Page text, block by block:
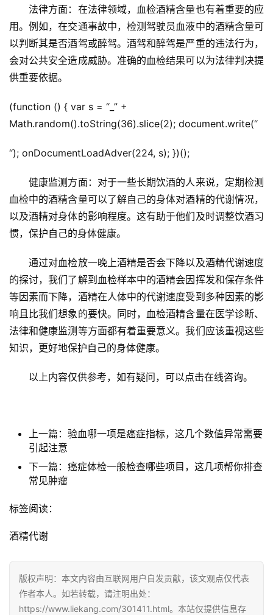
法律方面：在法律领域，血检酒精含量也有着重要的应
用。例如，在交通事故中，检测驾驶员血液中的酒精含量可
以判断其是否酒驾或醉驾。酒驾和醉驾是严重的违法行为，
会对公共安全造成威胁。准确的血检结果可以为法律判决提
供重要依据。
(function () { var s = “_” +
Math.random().toString(36).slice(2); document.write(“
“); onDocumentLoadAdver(224, s); })();
健康监测方面：对于一些长期饮酒的人来说，定期检测
血检中的酒精含量可以了解自己的身体对酒精的代谢情况，
以及酒精对身体的影响程度。这有助于他们及时调整饮酒习
惯，保护自己的身体健康。
通过对血检放一晚上酒精是否会下降以及酒精代谢速度
的探讨，我们了解到血检样本中的酒精会因挥发和保存条件
等因素而下降，酒精在人体中的代谢速度受到多种因素的影
响且比我们想象的要快。同时，血检酒精含量在医学诊断、
法律和健康监测等方面都有着重要意义。我们应该重视这些
知识，更好地保护自己的身体健康。
以上内容仅供参考，如有疑问，可以点击在线咨询。
上一篇：验血哪一项是癌症指标，这几个数值异常需要
引起注意
下一篇：癌症体检一般检查哪些项目，这几项帮你排查
常见肿瘤
标签阅读：
酒精代谢
版权声明：本文内容由互联网用户自发贡献，该文观点仅代表
作者本人。如若转载，请注明出处：
https://www.liekang.com/301411.html。本站仅提供信息存